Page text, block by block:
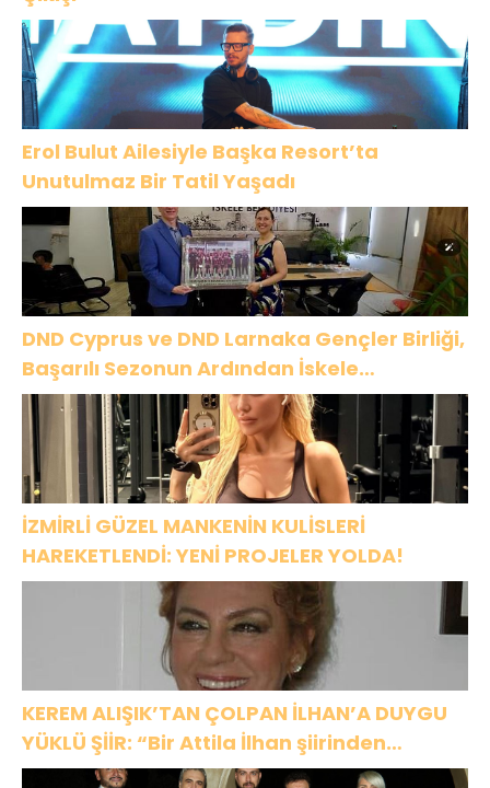
Erol Bulut Ailesiyle Başka Resort’ta
Unutulmaz Bir Tatil Yaşadı
DND Cyprus ve DND Larnaka Gençler Birliği,
Başarılı Sezonun Ardından İskele
Belediyesi’nde Bir Araya Geldi
İZMİRLİ GÜZEL MANKENİN KULİSLERİ
HAREKETLENDİ: YENİ PROJELER YOLDA!
KEREM ALIŞIK’TAN ÇOLPAN İLHAN’A DUYGU
YÜKLÜ ŞİİR: “Bir Attila İlhan şiirinden
çıkmıştı sanki”